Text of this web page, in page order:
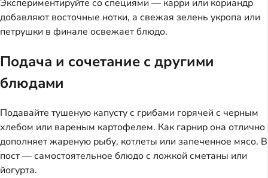
Экспериментируйте со специями — карри или кориандр
добавляют восточные нотки, а свежая зелень укропа или
петрушки в финале освежает блюдо.
Подача и сочетание с другими
блюдами
Подавайте тушеную капусту с грибами горячей с черным
хлебом или вареным картофелем. Как гарнир она отлично
дополняет жареную рыбу, котлеты или запеченное мясо. В
пост — самостоятельное блюдо с ложкой сметаны или
йогурта.